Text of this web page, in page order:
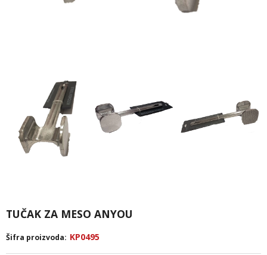
TUČAK ZA MESO ANYOU
Šifra proizvoda: KP0495